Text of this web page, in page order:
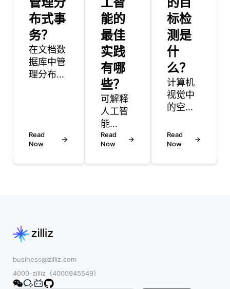
布式事
务？
在文档数
据库中管
理分布式
档或集合
中缺乏对
支持。然
些策略可
以有效地
应对这个
Read
Now
能的
最佳
实践
有哪
些？
可解释
人工智
能
（XAI）
方法通
Read
Now
标检
测是
什
么？
计算机
视觉中
的空间
指神经
网络，
Read
Now
business@zilliz.com
4000-zilliz（4000945549）